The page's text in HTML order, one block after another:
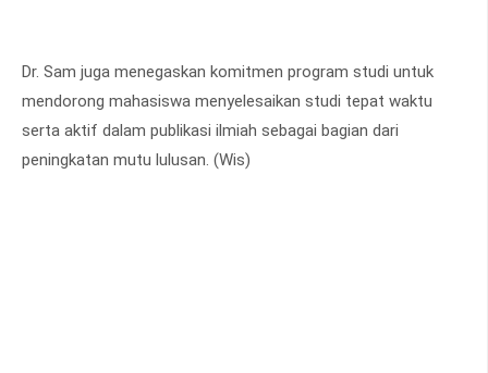
Dr. Sam juga menegaskan komitmen program studi untuk
mendorong mahasiswa menyelesaikan studi tepat waktu
serta aktif dalam publikasi ilmiah sebagai bagian dari
peningkatan mutu lulusan. (Wis)